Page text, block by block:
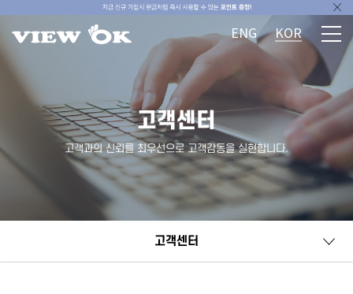
ENG KOR
고객센터
고객과의 신뢰를 최우선으로 고객감동을 실현합니다.
고객센터